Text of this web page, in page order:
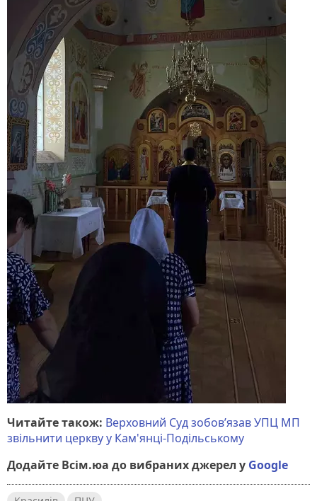
Читайте також: Верховний Суд зобовʼязав УПЦ МП
звільнити церкву у Кам'янці-Подільському
Додайте Всім.юа до вибраних джерел у Google